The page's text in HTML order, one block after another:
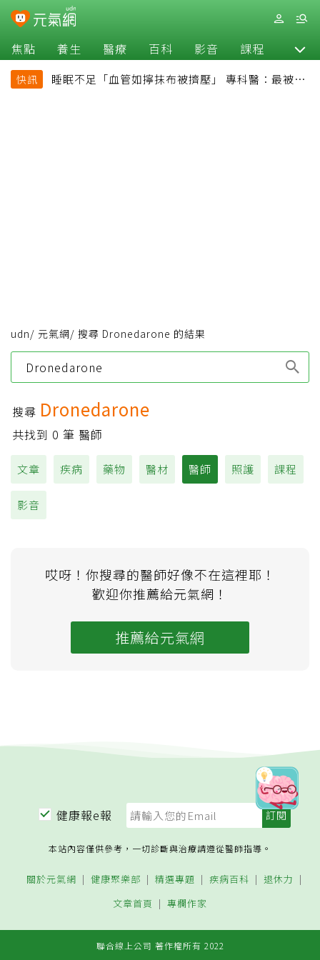
焦點 養生 醫療 百科 影音 課程 退休
快訊
睡眠不足「血管如擰抹布被擠壓」 專科醫：最被忽
udn/ 元氣網/ 搜尋 Dronedarone 的結果
搜尋 Dronedarone
共找到 0 筆 醫師
文章 疾病 藥物 醫材 醫師 照護 課程
影音
哎呀！你搜尋的醫師好像不在這裡耶！
歡迎你推薦給元氣網！
推薦給元氣網
健康報e報
本站內容僅供參考，一切診斷與治療請遵從醫師指導。
關於元氣網 健康聚樂部 精選專題 疾病百科
退休力
文章首頁
專欄作家
聯合線上公司 著作權所有 2022